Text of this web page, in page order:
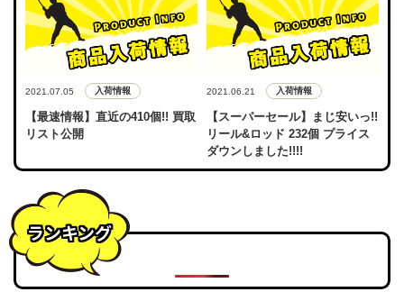
2021.07.05 入荷情報
【最速情報】直近の410個!! 買取
リスト公開
2021.06.21 入荷情報
【スーパーセール】まじ安いっ!!
リール&ロッド 232個 プライス
ダウンしました!!!!
ランキング